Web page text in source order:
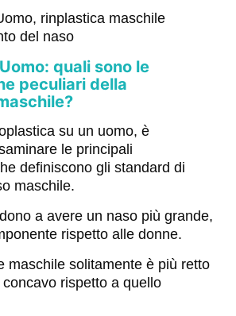
quali sono le
peculiari della
su un uomo, è
le principali
definiscono gli standard di
maschile.
a avere un naso più grande,
rispetto alle donne.
maschile solitamente è più retto
rispetto a quello